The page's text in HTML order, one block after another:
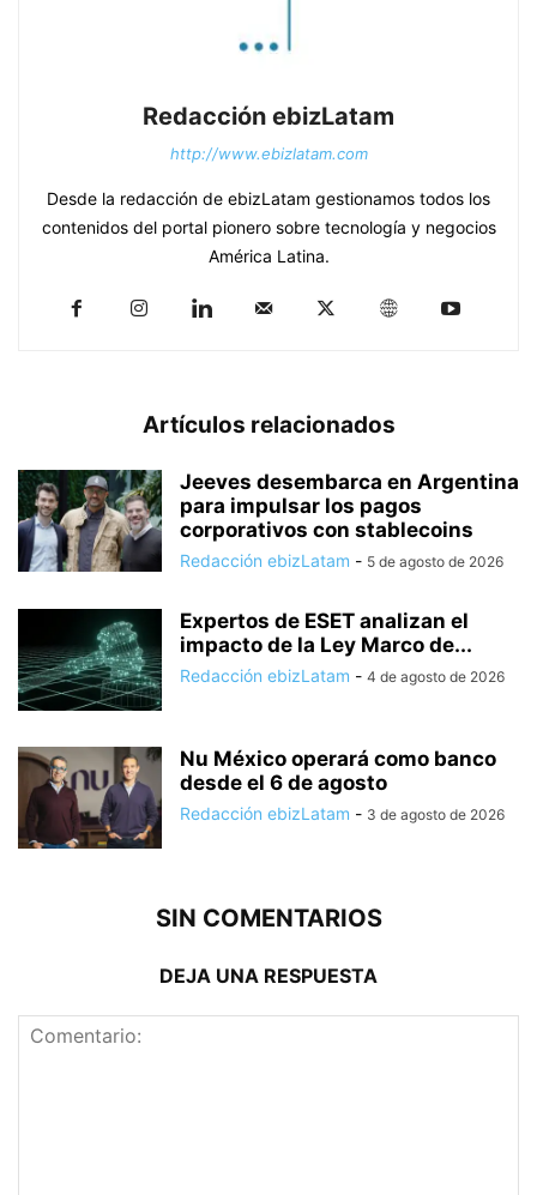
Redacción ebizLatam
http://www.ebizlatam.com
Desde la redacción de ebizLatam gestionamos todos los
contenidos del portal pionero sobre tecnología y negocios
América Latina.
Artículos relacionados
Jeeves desembarca en Argentina
para impulsar los pagos
corporativos con stablecoins
Redacción ebizLatam - 5 de agosto de 2026
Expertos de ESET analizan el
impacto de la Ley Marco de...
Redacción ebizLatam - 4 de agosto de 2026
Nu México operará como banco
desde el 6 de agosto
Redacción ebizLatam - 3 de agosto de 2026
SIN COMENTARIOS
DEJA UNA RESPUESTA